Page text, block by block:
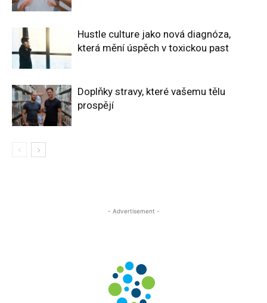
Hustle culture jako nová diagnóza,
která mění úspěch v toxickou past
Doplňky stravy, které vašemu tělu
prospějí
- Advertisement -